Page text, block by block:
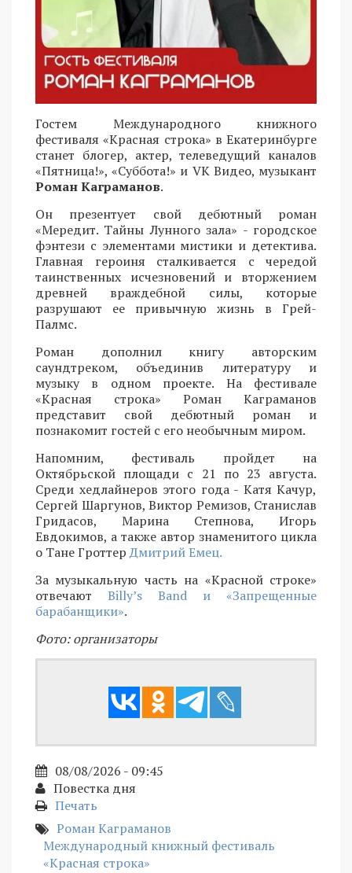
Гостем Международного книжного
фестиваля «Красная строка» в Екатеринбурге
станет блогер, актер, телеведущий каналов
«Пятница!», «Суббота!» и VK Видео, музыкант
Роман Каграманов.
Он презентует свой дебютный роман
«Мередит. Тайны Лунного зала» - городское
фэнтези с элементами мистики и детектива.
Главная героиня сталкивается с чередой
таинственных исчезновений и вторжением
древней враждебной силы, которые
разрушают ее привычную жизнь в Грей-
Палмс.
Роман дополнил книгу авторским
саундтреком, объединив литературу и
музыку в одном проекте. На фестивале
«Красная строка» Роман Каграманов
представит свой дебютный роман и
познакомит гостей с его необычным миром.
Напомним, фестиваль пройдет на
Октябрьской площади с 21 по 23 августа.
Среди хедлайнеров этого года - Катя Качур,
Сергей Шаргунов, Виктор Ремизов, Станислав
Гридасов, Марина Степнова, Игорь
Евдокимов, а также автор знаменитого цикла
о Тане ГроттерДмитрий Емец.
За музыкальную часть на «Красной строке»
отвечают Billy’s Band и «Запрещенные
барабанщики».
Фото: организаторы
08/08/2026 - 09:45
Повестка дня
Печать
Роман Каграманов
Международный книжный фестиваль
«Красная строка»